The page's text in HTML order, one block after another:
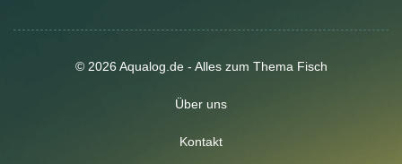
© 2026 Aqualog.de - Alles zum Thema Fisch
Über uns
Kontakt